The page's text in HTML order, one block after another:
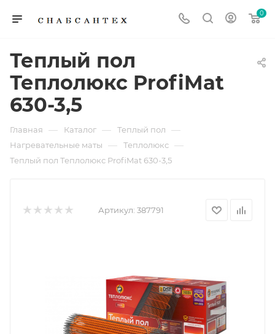
0
Теплый пол
Теплолюкс ProfiMat
630-3,5
Главная — Каталог — Теплый пол —
Нагревательные маты — Теплолюкс —
Теплый пол Теплолюкс ProfiMat 630-3,5
Артикул: 387791